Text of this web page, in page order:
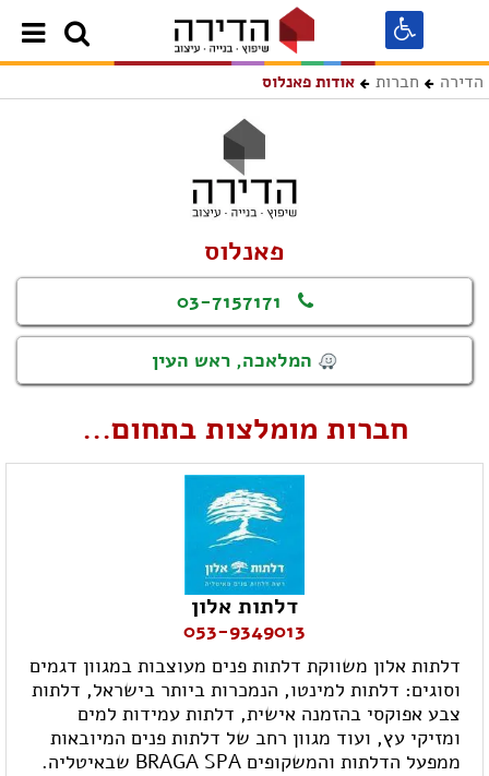
הדירה חברות אודות פאנלוס
פאנלוס
03-7157171
המלאכה, ראש העין
חברות מומלצות בתחום...
דלתות אלון
053-9349013
דלתות אלון משווקת דלתות פנים מעוצבות במגוון דגמים
וסוגים: דלתות למינטו, הנמכרות ביותר בישראל, דלתות
צבע אפוקסי בהזמנה אישית, דלתות עמידות למים
ומזיקי עץ, ועוד מגוון רחב של דלתות פנים המיובאות
ממפעל הדלתות והמשקופים BRAGA SPA שבאיטליה.